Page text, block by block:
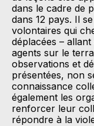
dans le cadre de
dans 12 pays. Il
volontaires qui
déplacées –
agents sur le
observations et
présentées, non
connaissance
également les
renforcer leur
répondre à la